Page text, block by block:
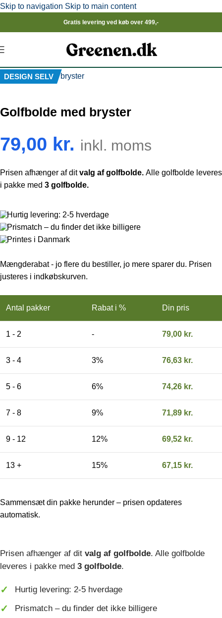
Skip to navigation Skip to main content
Gratis levering ved køb over 499,-
DESIGN SELV
Golfbolde med bryster
79,00 kr. inkl. moms
Prisen afhænger af ditvalg af golfbolde. Alle golfbolde leveres
i pakke med 3 golfbolde.
Hurtig levering: 2-5 hverdage
Prismatch – du finder det ikke billigere
Printes i Danmark
Mængderabat - jo flere du bestiller, jo mere sparer du. Prisen
justeres i indkøbskurven.
Antal pakker Rabat i % Din pris
1 - 2 - 79,00 kr.
3 - 4 3% 76,63 kr.
5 - 6 6% 74,26 kr.
7 - 8 9% 71,89 kr.
9 - 12 12% 69,52 kr.
13 + 15% 67,15 kr.
Sammensæt din pakke herunder – prisen opdateres
automatisk.
Prisen afhænger af dit valg af golfbolde. Alle golfbolde
leveres i pakke med 3 golfbolde.
Hurtig levering: 2-5 hverdage
Prismatch – du finder det ikke billigere